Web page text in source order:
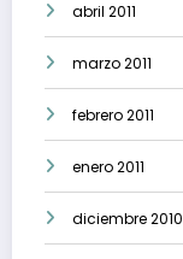
abril 2011
marzo 2011
febrero 2011
enero 2011
diciembre 2010